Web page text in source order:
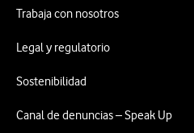
Trabaja con nosotros
Legal y regulatorio
Sostenibilidad
Canal de denuncias – Speak Up